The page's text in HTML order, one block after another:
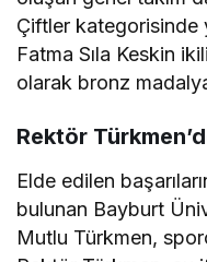
Çiftler kategorisinde
Fatma Sıla Keskin
olarak bronz
Rektör
Elde edilen
bulunan Bayburt
Mutlu Türkmen,